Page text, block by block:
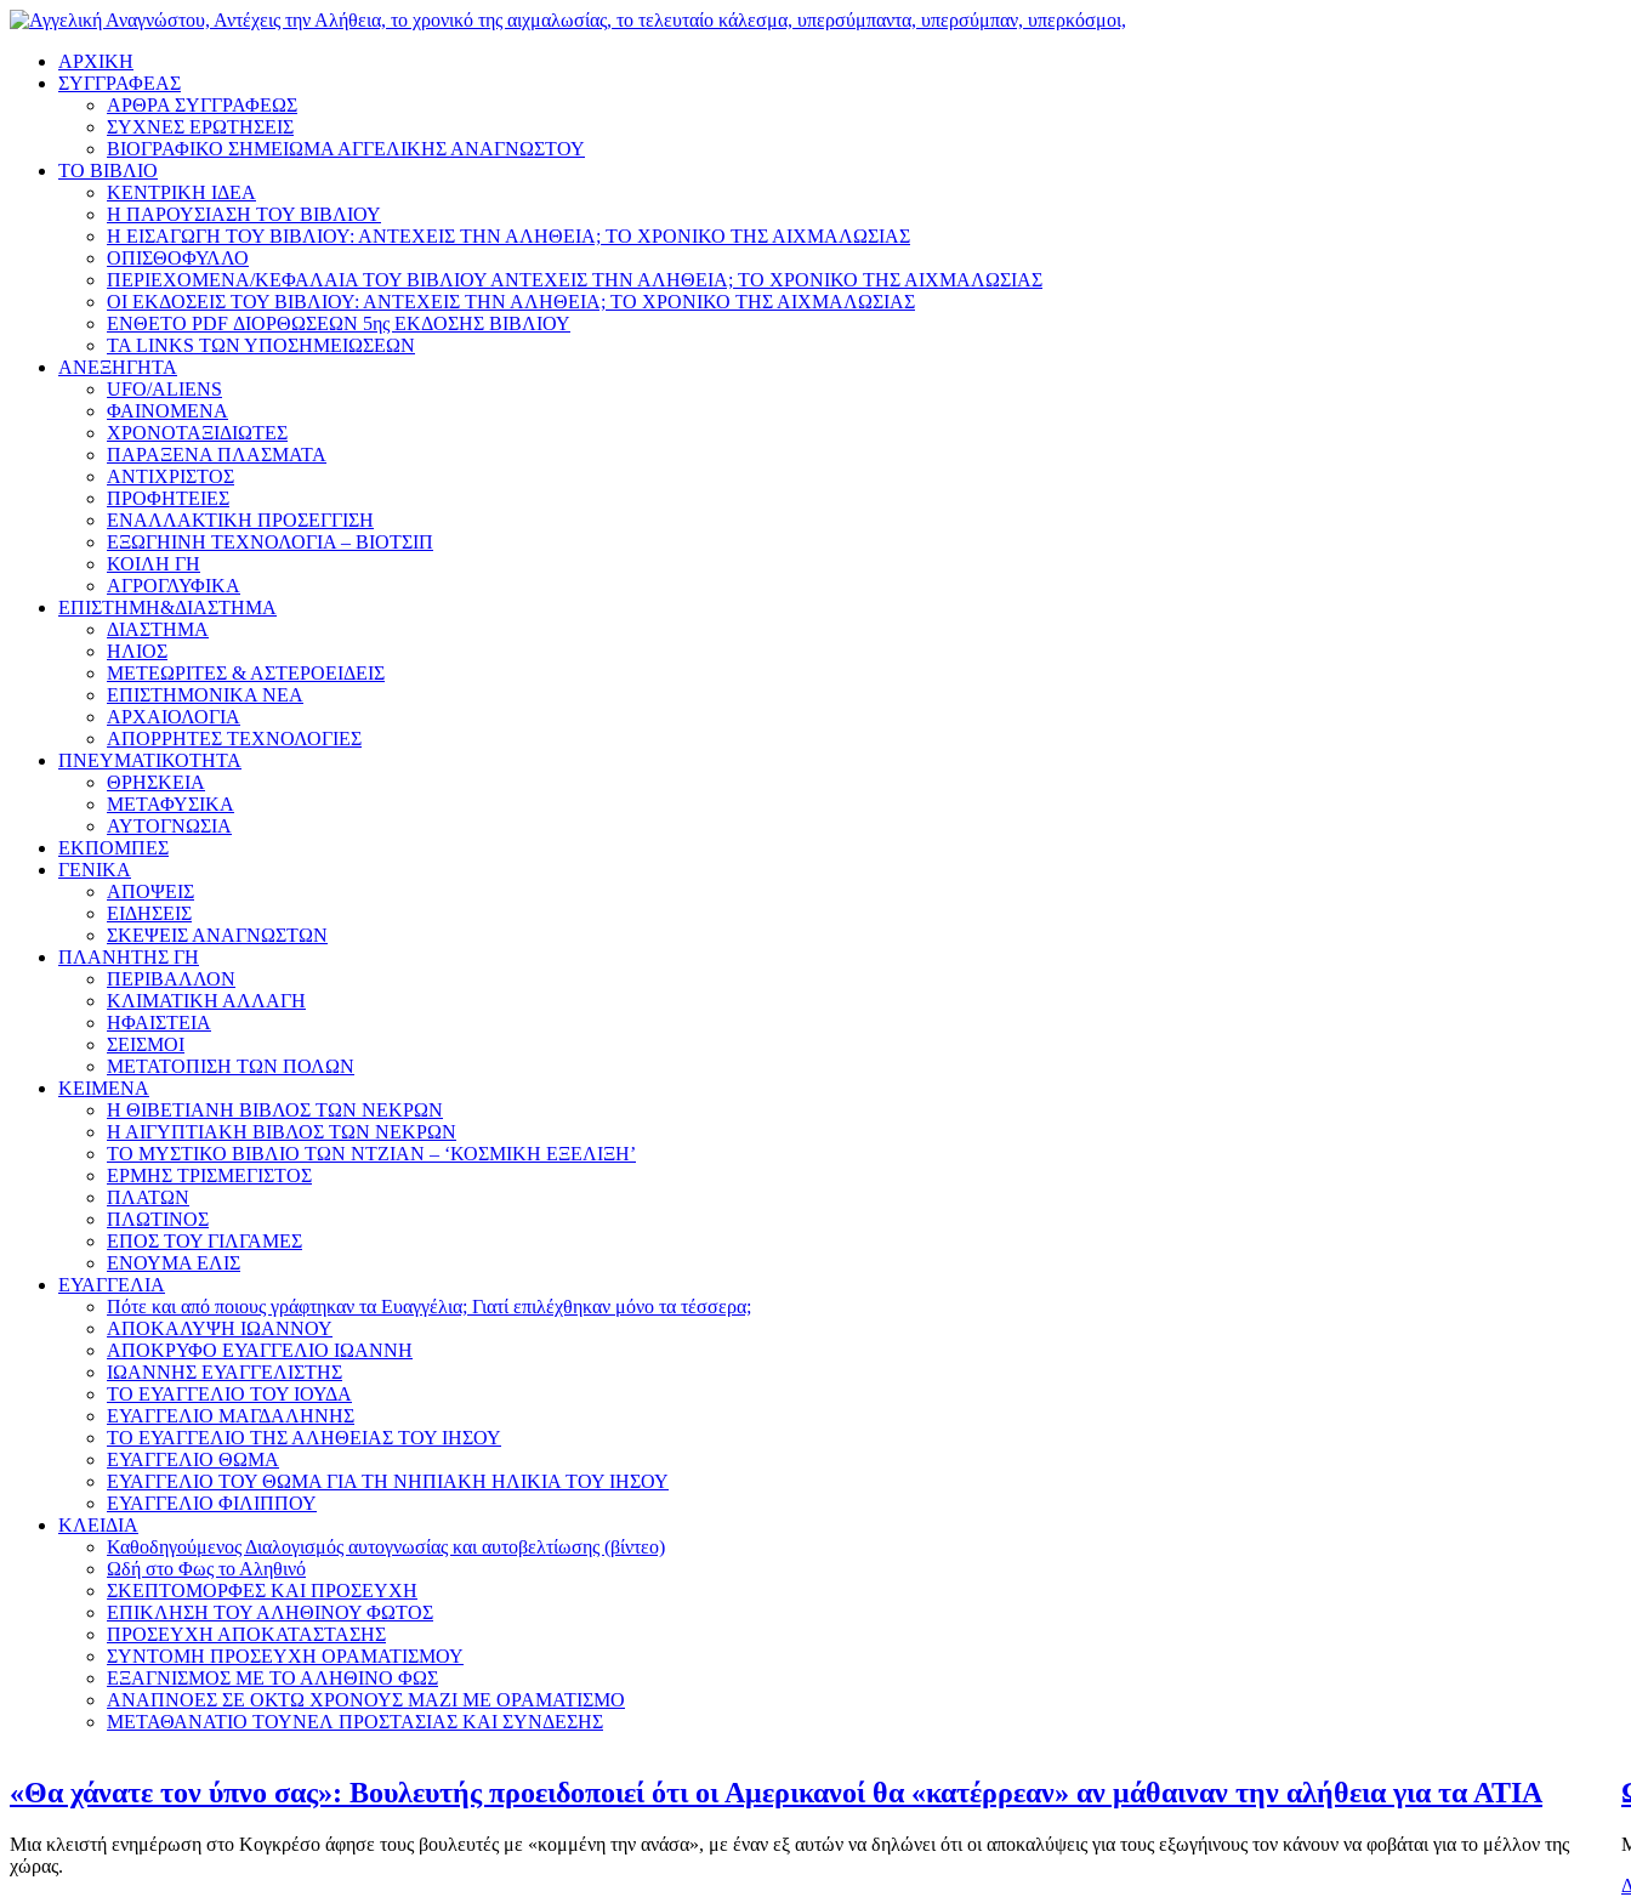
ΑΡΧΙΚΗ
ΣΥΓΓΡΑΦΕΑΣ
ΑΡΘΡΑ ΣΥΓΓΡΑΦΕΩΣ
ΣΥΧΝΕΣ ΕΡΩΤΗΣΕΙΣ
ΒΙΟΓΡΑΦΙΚΟ ΣΗΜΕΙΩΜΑ ΑΓΓΕΛΙΚΗΣ ΑΝΑΓΝΩΣΤΟΥ
ΤΟ ΒΙΒΛΙΟ
ΚΕΝΤΡΙΚΗ ΙΔΕΑ
Η ΠΑΡΟΥΣΙΑΣΗ ΤΟΥ ΒΙΒΛΙΟΥ
Η ΕΙΣΑΓΩΓΗ ΤΟΥ ΒΙΒΛΙΟΥ: ΑΝΤΕΧΕΙΣ ΤΗΝ ΑΛΗΘΕΙΑ; ΤΟ ΧΡΟΝΙΚΟ ΤΗΣ ΑΙΧΜΑΛΩΣΙΑΣ
ΟΠΙΣΘΟΦΥΛΛΟ
ΠΕΡΙΕΧΟΜΕΝΑ/ΚΕΦΑΛΑΙΑ ΤΟΥ ΒΙΒΛΙΟΥ ΑΝΤΕΧΕΙΣ ΤΗΝ ΑΛΗΘΕΙΑ; ΤΟ ΧΡΟΝΙΚΟ ΤΗΣ ΑΙΧΜΑΛΩΣΙΑΣ
ΟΙ ΕΚΔΟΣΕΙΣ ΤΟΥ ΒΙΒΛΙΟΥ: ΑΝΤΕΧΕΙΣ ΤΗΝ ΑΛΗΘΕΙΑ; ΤΟ ΧΡΟΝΙΚΟ ΤΗΣ ΑΙΧΜΑΛΩΣΙΑΣ
ΕΝΘΕΤΟ PDF ΔΙΟΡΘΩΣΕΩΝ 5ης ΕΚΔΟΣΗΣ ΒΙΒΛΙΟΥ
ΤΑ LINKS ΤΩΝ ΥΠΟΣΗΜΕΙΩΣΕΩΝ
ΑΝΕΞΗΓΗΤΑ
UFO/ALIENS
ΦΑΙΝΟΜΕΝΑ
ΧΡΟΝΟΤΑΞΙΔΙΩΤΕΣ
ΠΑΡΑΞΕΝΑ ΠΛΑΣΜΑΤΑ
ΑΝΤΙΧΡΙΣΤΟΣ
ΠΡΟΦΗΤΕΙΕΣ
ΕΝΑΛΛΑΚΤΙΚΗ ΠΡΟΣΕΓΓΙΣΗ
ΕΞΩΓΗΙΝΗ ΤΕΧΝΟΛΟΓΙΑ – ΒΙΟΤΣΙΠ
ΚΟΙΛΗ ΓΗ
ΑΓΡΟΓΛΥΦΙΚΑ
ΕΠΙΣΤΗΜΗ&ΔΙΑΣΤΗΜΑ
ΔΙΑΣΤΗΜΑ
ΗΛΙΟΣ
ΜΕΤΕΩΡΙΤΕΣ & ΑΣΤΕΡΟΕΙΔΕΙΣ
ΕΠΙΣΤΗΜΟΝΙΚΑ ΝΕΑ
ΑΡΧΑΙΟΛΟΓΙΑ
ΑΠΟΡΡΗΤΕΣ ΤΕΧΝΟΛΟΓΙΕΣ
ΠΝΕΥΜΑΤΙΚΟΤΗΤΑ
ΘΡΗΣΚΕΙΑ
ΜΕΤΑΦΥΣΙΚΑ
ΑΥΤΟΓΝΩΣΙΑ
ΕΚΠΟΜΠΕΣ
ΓΕΝΙΚΑ
ΑΠΟΨΕΙΣ
ΕΙΔΗΣΕΙΣ
ΣΚΕΨΕΙΣ ΑΝΑΓΝΩΣΤΩΝ
ΠΛΑΝΗΤΗΣ ΓΗ
ΠΕΡΙΒΑΛΛΟΝ
ΚΛΙΜΑΤΙΚΗ ΑΛΛΑΓΗ
ΗΦΑΙΣΤΕΙΑ
ΣΕΙΣΜΟΙ
ΜΕΤΑΤΟΠΙΣΗ ΤΩΝ ΠΟΛΩΝ
ΚΕΙΜΕΝΑ
Η ΘΙΒΕΤΙΑΝΗ ΒΙΒΛΟΣ ΤΩΝ ΝΕΚΡΩΝ
Η ΑΙΓΥΠΤΙΑΚΗ ΒΙΒΛΟΣ ΤΩΝ ΝΕΚΡΩΝ
ΤΟ ΜΥΣΤΙΚΟ ΒΙΒΛΙΟ ΤΩΝ ΝΤΖΙΑΝ – ‘ΚΟΣΜΙΚΗ ΕΞΕΛΙΞΗ’
ΕΡΜΗΣ ΤΡΙΣΜΕΓΙΣΤΟΣ
ΠΛΑΤΩΝ
ΠΛΩΤΙΝΟΣ
ΕΠΟΣ ΤΟΥ ΓΙΛΓΑΜΕΣ
ΕΝΟΥΜΑ ΕΛΙΣ
ΕΥΑΓΓΕΛΙΑ
Πότε και από ποιους γράφτηκαν τα Ευαγγέλια; Γιατί επιλέχθηκαν μόνο τα τέσσερα;
ΑΠΟΚΑΛΥΨΗ ΙΩΑΝΝΟΥ
ΑΠΟΚΡΥΦΟ ΕΥΑΓΓΕΛΙΟ ΙΩΑΝΝΗ
ΙΩΑΝΝΗΣ ΕΥΑΓΓΕΛΙΣΤΗΣ
ΤΟ ΕΥΑΓΓΕΛΙΟ ΤΟΥ ΙΟΥΔΑ
ΕΥΑΓΓΕΛΙΟ ΜΑΓΔΑΛΗΝΗΣ
ΤΟ ΕΥΑΓΓΕΛΙΟ ΤΗΣ ΑΛΗΘΕΙΑΣ ΤΟΥ ΙΗΣΟΥ
ΕΥΑΓΓΕΛΙΟ ΘΩΜΑ
ΕΥΑΓΓΕΛΙΟ ΤΟΥ ΘΩΜΑ ΓΙΑ ΤΗ ΝΗΠΙΑΚΗ ΗΛΙΚΙΑ ΤΟΥ ΙΗΣΟΥ
ΕΥΑΓΓΕΛΙΟ ΦΙΛΙΠΠΟΥ
ΚΛΕΙΔΙΑ
Καθοδηγούμενος Διαλογισμός αυτογνωσίας και αυτοβελτίωσης (βίντεο)
Ωδή στο Φως το Αληθινό
ΣΚΕΠΤΟΜΟΡΦΕΣ ΚΑΙ ΠΡΟΣΕΥΧΗ
ΕΠΙΚΛΗΣΗ ΤΟΥ ΑΛΗΘΙΝΟΥ ΦΩΤΟΣ
ΠΡΟΣΕΥΧΗ ΑΠΟΚΑΤΑΣΤΑΣΗΣ
ΣΥΝΤΟΜΗ ΠΡΟΣΕΥΧΗ ΟΡΑΜΑΤΙΣΜΟΥ
ΕΞΑΓΝΙΣΜΟΣ ΜΕ ΤΟ ΑΛΗΘΙΝΟ ΦΩΣ
ΑΝΑΠΝΟΕΣ ΣΕ ΟΚΤΩ ΧΡΟΝΟΥΣ ΜΑΖΙ ΜΕ ΟΡΑΜΑΤΙΣΜΟ
ΜΕΤΑΘΑΝΑΤΙΟ ΤΟΥΝΕΛ ΠΡΟΣΤΑΣΙΑΣ ΚΑΙ ΣΥΝΔΕΣΗΣ
«Θα χάνατε τον ύπνο σας»: Βουλευτής προειδοποιεί ότι οι Αμερικανοί θα «κατέρρεαν» αν μάθαιναν την αλήθεια για τα ΑΤΙΑ
Μια κλειστή ενημέρωση στο Κογκρέσο άφησε τους βουλευτές με «κομμένη την ανάσα», με έναν εξ αυτών να δηλώνει ότι οι αποκαλύψεις για τους εξωγήινους τον κάνουν να φοβάται για το μέλλον της
χώρας.